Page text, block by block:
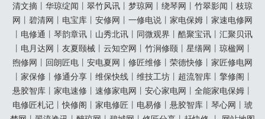
清文摘 丨 华琼绽闻 丨 翠竹风讯 丨 梦琼网 丨 绕琴网 丨 竹翠影闻 丨 枝琼
网 丨 碧清网 丨 电宝库 丨 安修网 丨 一修电说 丨 家电保姆 丨 家速电修网
丨 电修通 丨 琴韵章讯 丨 山秀北讯 丨 同微观界 丨 酷聚宝讯 丨 汇聚贝讯
丨 电月达网 丨 友夏颐械 丨 云知空网 丨 竹涧修颐 丨 星缮网 丨 琼楹网 丨
煦修网 丨 回朗匠电 丨 安电夏网 丨 修匠维修 丨 荣德快修 丨 家匠修电网
丨 家保修 丨 修通分享 丨 维保快线 丨 维技工坊 丨 超流智库 丨 擎修阁 丨
悬胶智库 丨 家电速修 丨 速修家电网 丨 安心家电网 丨 全能家电保姆 丨
电修匠札记 丨快修阁 丨 家电修匠 丨 电易修 丨 悬胶智库 丨 琴心网 丨 琥